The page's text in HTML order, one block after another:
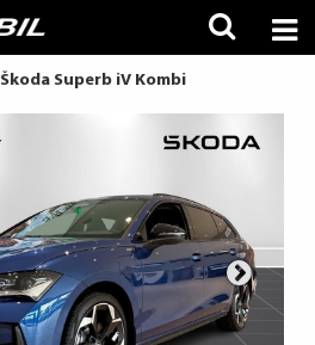
Škoda Superb iV Kombi